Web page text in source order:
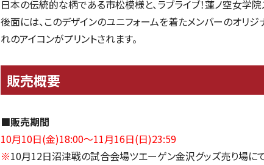
日本の伝統的な柄である市松模様と、ラブライブ！蓮ノ空女学
後面には、このデザインのユニフォームを着たメンバーのオリ
れのアイコンがプリントされます。
販売概要
■販売期間
10月10日(金)18:00〜11月16日(日)23:59
※10月12日沼津戦の試合会場ツエーゲン金沢グッズ売り場に